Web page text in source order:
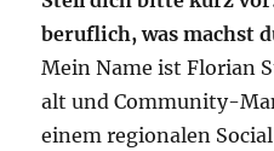
beruflich, was machst
Mein Name ist Florian
alt und Community-
einem regionalen